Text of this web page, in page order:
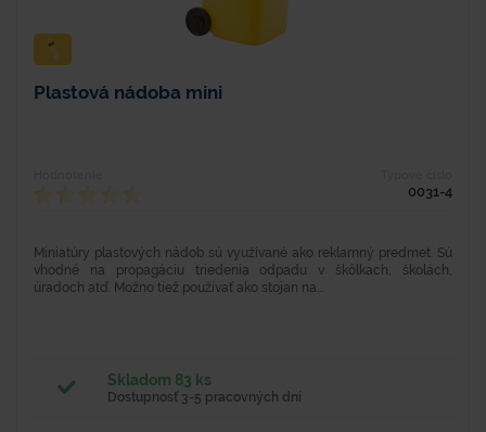
Plastová nádoba mini
0031-4
Miniatúry plastových nádob sú využívané ako reklamný predmet. Sú
vhodné na propagáciu triedenia odpadu v škôlkach, školách,
úradoch atď. Možno tiež používať ako stojan na...
Skladom 83 ks
Dostupnosť 3-5 pracovných dní